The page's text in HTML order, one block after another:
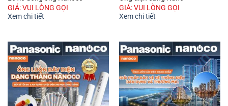
GIÁ: VUI LÒNG GỌI
Xem chi tiết
GIÁ: VUI LÒNG GỌI
Xem chi tiết